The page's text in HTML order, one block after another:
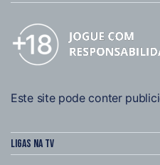
Este site pode conter
Ligas na TV